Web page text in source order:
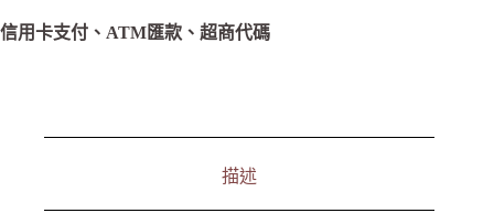
n
信用卡支付、ATM匯款、超商代碼
描述